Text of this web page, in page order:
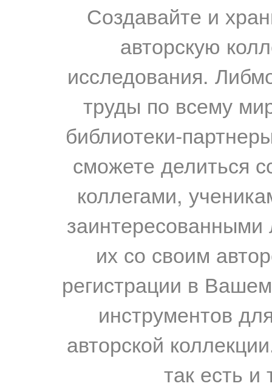
Создавайте и
авторскую
исследования.
труды по всему
библиотеки-
сможете делиться
коллегами,
их со своим
регистрации в
инструментов
авторской
так есть и